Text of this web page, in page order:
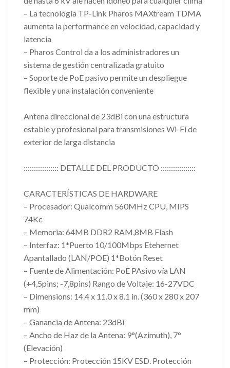
– La tecnología TP-Link Pharos MAXtream TDMA
aumenta la performance en velocidad, capacidad y
latencia
– Pharos Control da a los administradores un
sistema de gestión centralizada gratuito
– Soporte de PoE pasivo permite un despliegue
flexible y una instalación conveniente
Antena direccional de 23dBi con una estructura
estable y profesional para transmisiones Wi-Fi de
exterior de larga distancia
::::::::::::::::: DETALLE DEL PRODUCTO :::::::::::::::::
CARACTERÍSTICAS DE HARDWARE
– Procesador: Qualcomm 560MHz CPU, MIPS
74Kc
– Memoria: 64MB DDR2 RAM,8MB Flash
– Interfaz: 1*Puerto 10/100Mbps Etehernet
Apantallado (LAN/POE) 1*Botón Reset
– Fuente de Alimentación: PoE PAsivo vía LAN
(+4,5pins; -7,8pins) Rango de Voltaje: 16-27VDC
– Dimensions: 14.4 x 11.0 x 8.1 in. (360 x 280 x 207
mm)
– Ganancia de Antena: 23dBi
– Ancho de Haz de la Antena: 9°(Azimuth), 7°
(Elevación)
– Protección: Protección 15KV ESD. Protección